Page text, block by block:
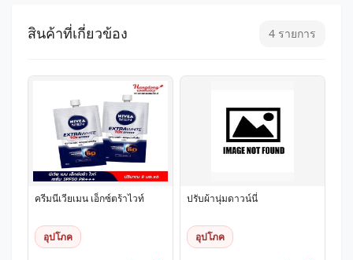
สินค้าที่เกี่ยวข้อง 4 รายการ
ครีมนีเวียเมน เอ็กซ์ตร้าไวท์
อุปโภค
ปรับผ้านุ่มดาวน์นี่
อุปโภค